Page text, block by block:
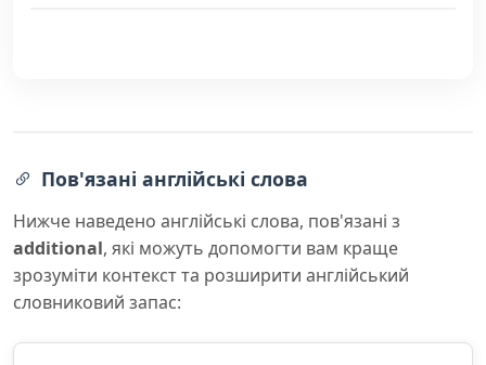
Пов'язані англійські слова
Нижче наведено англійські слова, пов'язані з
additional, які можуть допомогти вам краще
зрозуміти контекст та розширити англійський
словниковий запас: